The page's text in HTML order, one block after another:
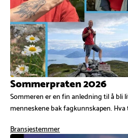
Sommerpraten 2026
Sommeren er en fin anledning til å bli
menneskene bak fagkunnskapen.
Bransjestemmer